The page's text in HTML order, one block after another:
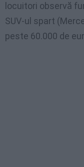
locuitori observă
SUV-ul spart
peste 60.000 de